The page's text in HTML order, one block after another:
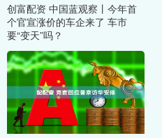
创富配资 中国蓝观察丨今年首
个官宣涨价的车企来了 车市
要“变天”吗？